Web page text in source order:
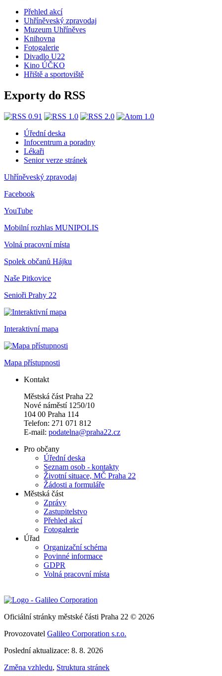
Přehled akcí
Uhříněveský zpravodaj
Muzeum Uhříněves
Knihovna
Fotogalerie
Divadlo U22
Kino ÚČKO
Hřiště a sportoviště
Exporty do RSS
Úřední deska
Infocentrum a poradny
Lékaři
Senior verze stránek
Uhříněveský zpravodaj
Facebook
YouTube
Mobilní rozhlas MUNIPOLIS
Volná pracovní místa
Spolek občanů Hájku
Naše Pitkovice
Senioři Prahy 22
Interaktivní mapa
Mapa přístupnosti
Kontakt
Městská část Praha 22
Nové náměstí 1250/10
104 00 Praha 114
Telefon: 271 071 812
E-mail: podatelna@praha22.cz
Pro občany
Úřední deska
Seznam osob - kontakty
Životní situace, MČ Praha 22
Žádosti a formuláře
Městská část
Zprávy
Zastupitelstvo
Přehled akcí
Fotogalerie
Úřad
Organizační schéma
Povinné informace
GDPR
Volná pracovní místa
Oficiální stránky městské části Praha 22 © 2026
Provozovatel Galileo Corporation s.r.o.
Poslední aktualizace: 8. 8. 2026
Změna vzhledu, Struktura stránek